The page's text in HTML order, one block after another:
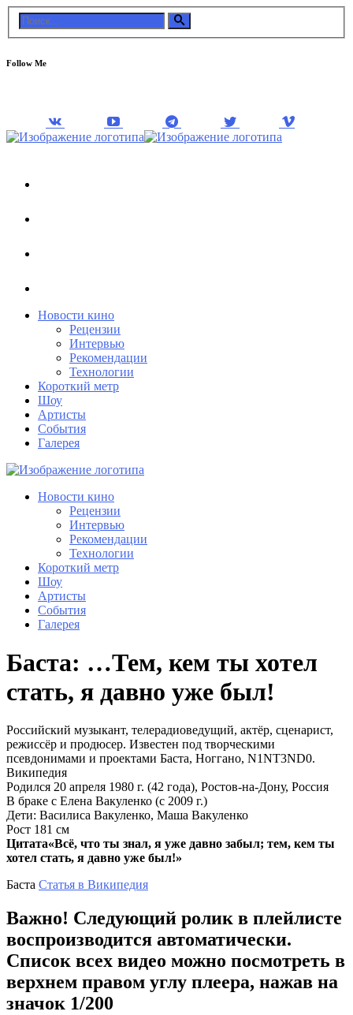
Follow Me
Новости кино
Рецензии
Интервью
Рекомендации
Технологии
Короткий метр
Шоу
Артисты
События
Галерея
Новости кино
Рецензии
Интервью
Рекомендации
Технологии
Короткий метр
Шоу
Артисты
События
Галерея
Баста: …Тем, кем ты хотел
стать, я давно уже был!
Российский музыкант, телерадиоведущий, актёр, сценарист,
режиссёр и продюсер. Известен под творческими
псевдонимами и проектами Баста, Ноггано, N1NT3ND0.
Википедия
Родился 20 апреля 1980 г. (42 года), Ростов-на-Дону, Россия
В браке с Елена Вакуленко (с 2009 г.)
Дети: Василиса Вакуленко, Маша Вакуленко
Рост 181 см
Цитата«Всё, что ты знал, я уже давно забыл; тем, кем ты
хотел стать, я давно уже был!»
Баста Статья в Википедия
Важно! Следующий ролик в плейлисте
воспроизводится автоматически.
Список всех видео можно посмотреть в
верхнем правом углу плеера, нажав на
значок 1/200